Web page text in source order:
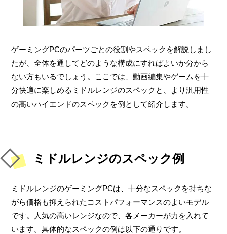
ゲーミングPCのパーツごとの役割やスペックを解説しまし
たが、全体を通してどのような構成にすればよいか分から
ない方もいるでしょう。ここでは、動画編集やゲームを十
分快適に楽しめるミドルレンジのスペックと、より汎用性
の高いハイエンドのスペックを例として紹介します。
ミドルレンジのスペック例
ミドルレンジのゲーミングPCは、十分なスペックを持ちな
がら価格も抑えられたコストパフォーマンスのよいモデル
です。人気の高いレンジなので、各メーカーが力を入れて
います。具体的なスペックの例は以下の通りです。